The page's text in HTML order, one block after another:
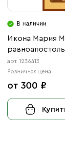
В наличии
Икона Мария
(АРТ.06413)
арт. 1236413
Розничная цена
от 300 ₽